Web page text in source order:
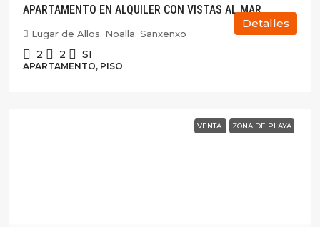
APARTAMENTO EN ALQUILER CON VISTAS AL MAR
Lugar de Allos. Noalla. Sanxenxo
2 2 SI
APARTAMENTO, PISO
Detalles
VENTA ZONA DE PLAYA